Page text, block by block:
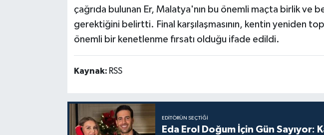
çağrıda bulunan Er, Malatya'nın bu önemli maçta birlik ve
gerektiğini belirtti. Final karşılaşmasının, kentin yeniden
önemli bir kenetlenme fırsatı olduğu ifade edildi.
Kaynak: RSS
EDITÖRÜN SEÇTIĞI
Eda Erol Doğum İçin Gün Sayıyor: